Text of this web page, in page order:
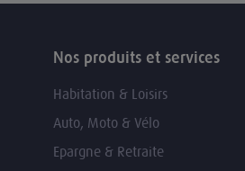
Nos produits et services
Habitation & Loisirs
Auto, Moto & Vélo
Epargne & Retraite